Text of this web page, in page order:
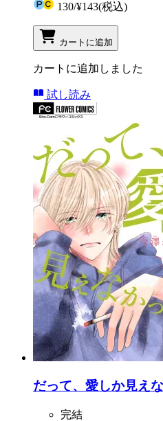
130/¥143(税込)
カートに追加
カートに追加しました
試し読み
だって、愛しか見え
完結